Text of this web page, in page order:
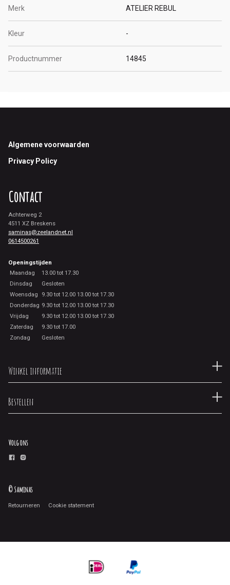
Merk ATELIER REBUL
Kleur -
Productnummer 14845
Footer
Algemene voorwaarden
Privacy Policy
Contact
Achterweg 2
4511 XZ Breskens
saminas@zeelandnet.nl
0614500261
Openingstijden
Maandag
13.00 tot 17.30
Dinsdag
Gesloten
Woensdag
9.30 tot 12.00 13.00 tot 17.30
Donderdag 9.30 tot 12.00 13.00 tot 17.30
Vrijdag
9.30 tot 12.00 13.00 tot 17.30
Zaterdag
9.30 tot 17.00
Zondag
Gesloten
Winkel informatie
Bestellen
Volg ons
© Saminas
Retourneren Cookie statement